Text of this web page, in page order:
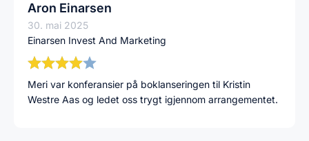
Aron Einarsen
30. mai 2025
Einarsen Invest And Marketing
Meri var konferansier på boklanseringen til Kristin
Westre Aas og ledet oss trygt igjennom arrangementet.